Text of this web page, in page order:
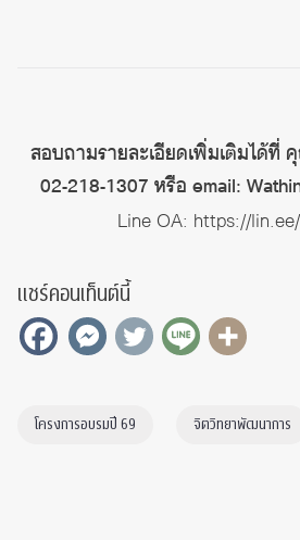
สอบถามรายละเอียดเพิ่มเติมได้ที่
02-218-1307 หรือ email:
Line OA: https://
แชร์คอนเท็นต์นี้
โครงการอบรมปี 69 จิตวิทยาพัฒนาการ